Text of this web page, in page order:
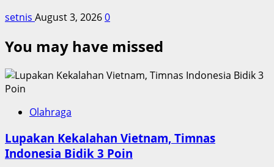
setnis August 3, 20260
You may have missed
Olahraga
Lupakan Kekalahan Vietnam, Timnas
Indonesia Bidik 3 Poin